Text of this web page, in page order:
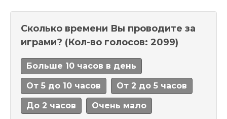
Сколько времени Вы проводите за
играми? (Кол-во голосов: 2099)
Больше 10 часов в день
От 5 до 10 часов От 2 до 5 часов
До 2 часов Очень мало